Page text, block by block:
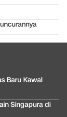
Baru Kawal
Singapura di